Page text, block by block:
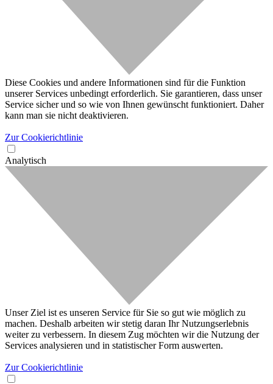
Diese Cookies und andere Informationen sind für die Funktion
unserer Services unbedingt erforderlich. Sie garantieren, dass unser
Service sicher und so wie von Ihnen gewünscht funktioniert. Daher
kann man sie nicht deaktivieren.
Zur Cookierichtlinie
Analytisch
Unser Ziel ist es unseren Service für Sie so gut wie möglich zu
machen. Deshalb arbeiten wir stetig daran Ihr Nutzungserlebnis
weiter zu verbessern. In diesem Zug möchten wir die Nutzung der
Services analysieren und in statistischer Form auswerten.
Zur Cookierichtlinie